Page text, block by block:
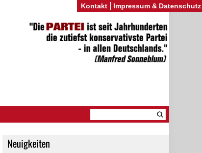
Neuigkeiten
Kontakt Impressum & Datenschutz